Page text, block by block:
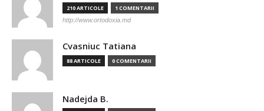
210 ARTICOLE 1 COMENTARII
http://www.ortodoxia.md
Cvasniuc Tatiana
88 ARTICOLE 0 COMENTARII
Nadejda B.